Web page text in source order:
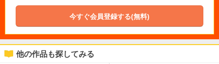
今すぐ会員登録する(無料)
他の作品も探してみる